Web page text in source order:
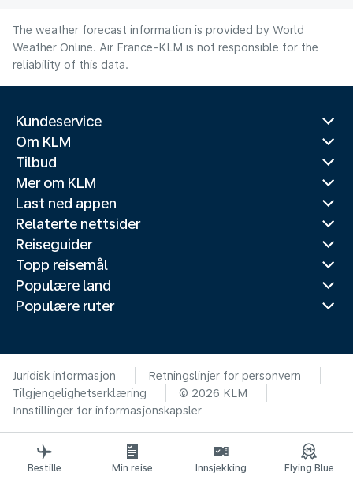
The weather forecast information is provided by World
Weather Online. Air France-KLM is not responsible for the
reliability of this data.
Kundeservice
Om KLM
Tilbud
Mer om KLM
Last ned appen
Relaterte nettsider
Reiseguider
Topp reisemål
Populære land
Populære ruter
Juridisk informasjon
Retningslinjer for personvern
Tilgjengelighetserklæring
© 2026 KLM
Innstillinger for informasjonskapsler
Bestille Min reise Innsjekking Flying Blue